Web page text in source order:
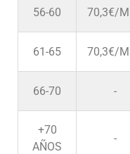
56-60 70,3€/
61-65 70,3€/
66-70 -
+70
AÑOS
-